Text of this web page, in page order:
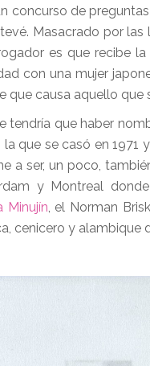
concurso de
Masacrado por
es que recibe
con una mujer
que causa aquello que
tendría que haber
la que se casó en
a ser, un poco,
y Montreal
Minujín, el Norman
cenicero y alambique